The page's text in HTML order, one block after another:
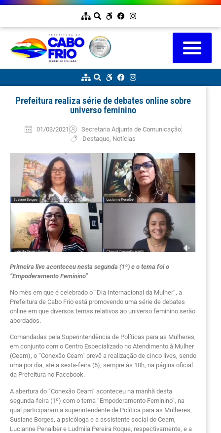
Prefeitura realiza série de debates online sobre
universo feminino
01/03/2021
Secretaria Adjunta de Comunicação
Destaque, Notícias
Primeira live aconteceu nesta segunda (1º) e o tema foi o
“Empoderamento Feminino”
No mês em que é celebrado o “Dia Internacional da Mulher”, a
Prefeitura de Cabo Frio está promovendo uma série de debates
online em que diversos temas relativos ao universo feminino serão
abordados.
Comandadas pela Superintendência de Políticas para as Mulheres,
em conjunto com o Centro Especializado no Atendimento à Mulher
(Ceam), o “Conexão Ceam” prevê a realização de cinco lives, sendo
uma por dia, até a sexta-feira (5), sempre às 10h, na página oficial
da Prefeitura no Facebook.
A abertura do “Conexão Ceam” aconteceu na manhã desta
segunda-feira (1º) com o tema “Empoderamento Feminino”, na
qual participaram a superintendente de Política para as Mulheres,
Susiane Borges, a psicóloga e a assistente social do Ceam,
Lucianne Penalber e Ludmila Pereira Roque, respectivamente, e a